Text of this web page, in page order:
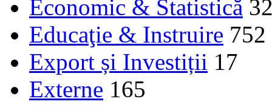
Economic & Statistică
Educaţie & Instruire 752
Export și Investiții 17
Externe 165